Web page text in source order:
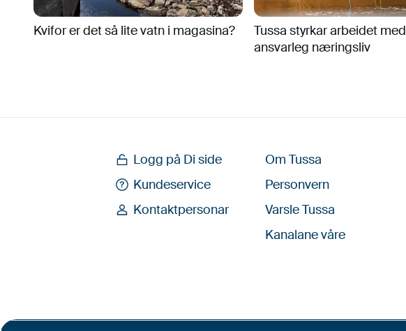
Kvifor er det så lite vatn i magasina?
Tussa styrkar arbeidet med
ansvarleg næringsliv
Logg på Di side
Kundeservice
Kontaktpersonar
Om Tussa
Personvern
Varsle Tussa
Kanalane våre